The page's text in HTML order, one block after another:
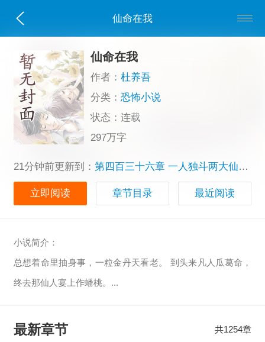
仙命在我
仙命在我
作者：杜养吾
分类：恐怖小说
状态：连载
297万字
21分钟前更新到： 第四百三十六章 一人独斗两大仙庭天宰
立即阅读 章节目录 最近阅读
小说简介：
总想着命里抽身事，一粒金丹天看老。 到头来凡人瓜葛命，
终去那仙人宴上作蟠桃。...
最新章节 共1254章